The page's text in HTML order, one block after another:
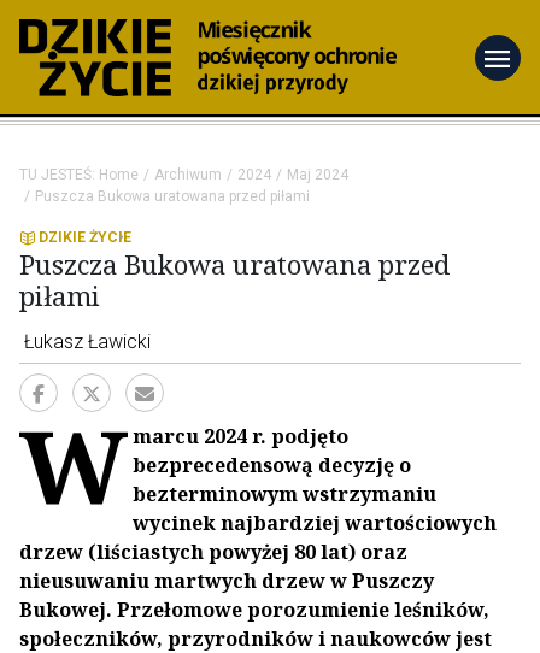
menu
TU JESTEŚ: Home Archiwum 2024
Maj 2024
Puszcza Bukowa uratowana przed piłami
DZIKIE ŻYCIE
Puszcza Bukowa uratowana przed
piłami
Łukasz Ławicki
Wmarcu 2024 r. podjęto
bezprecedensową decyzję o
bezterminowym wstrzymaniu
wycinek najbardziej wartościowych
drzew (liściastych powyżej 80 lat) oraz
nieusuwaniu martwych drzew w Puszczy
Bukowej. Przełomowe porozumienie leśników,
społeczników, przyrodników i naukowców jest